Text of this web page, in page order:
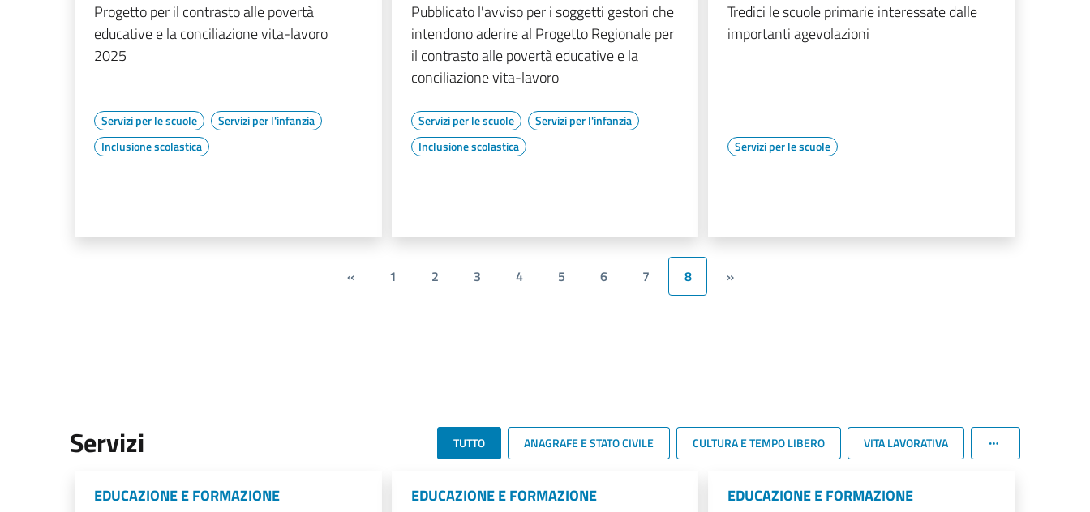
Progetto per il contrasto alle povertà
educative e la conciliazione vita-lavoro
2025
Servizi per le scuole
Servizi per l'infanzia
Inclusione scolastica
Pubblicato l'avviso per i soggetti gestori che
intendono aderire al Progetto Regionale per
il contrasto alle povertà educative e la
conciliazione vita-lavoro
Servizi per le scuole
Servizi per l'infanzia
Inclusione scolastica
Tredici le scuole primarie interessate dalle
importanti agevolazioni
Servizi per le scuole
« 1 2 3 4 5 6 7 8 »
Servizi TUTTO ANAGRAFE E STATO CIVILE CULTURA E TEMPO LIBERO VITA LAVORATIVA
EDUCAZIONE E FORMAZIONE EDUCAZIONE E FORMAZIONE EDUCAZIONE E FORMAZIONE